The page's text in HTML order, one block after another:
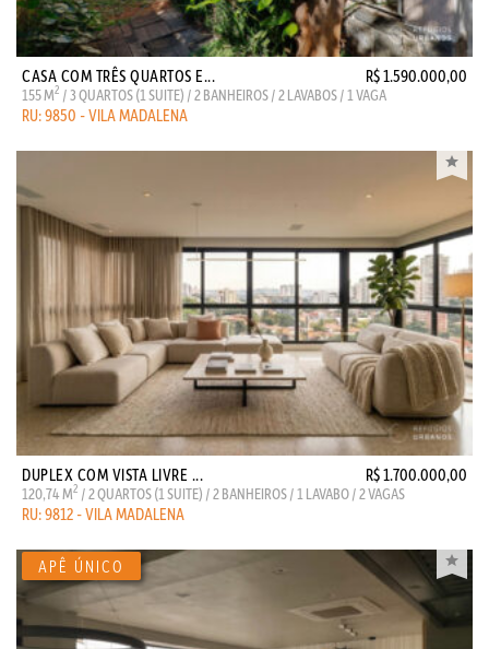
CASA COM TRÊS QUARTOS E... R$ 1.590.000,00
155 M2 / 3 QUARTOS (1 SUITE) / 2 BANHEIROS / 2 LAVABOS / 1 VAGA
RU: 9850 - VILA MADALENA
DUPLEX COM VISTA LIVRE ... R$ 1.700.000,00
120,74 M2 / 2 QUARTOS (1 SUITE) / 2 BANHEIROS / 1 LAVABO / 2 VAGAS
RU: 9812 - VILA MADALENA